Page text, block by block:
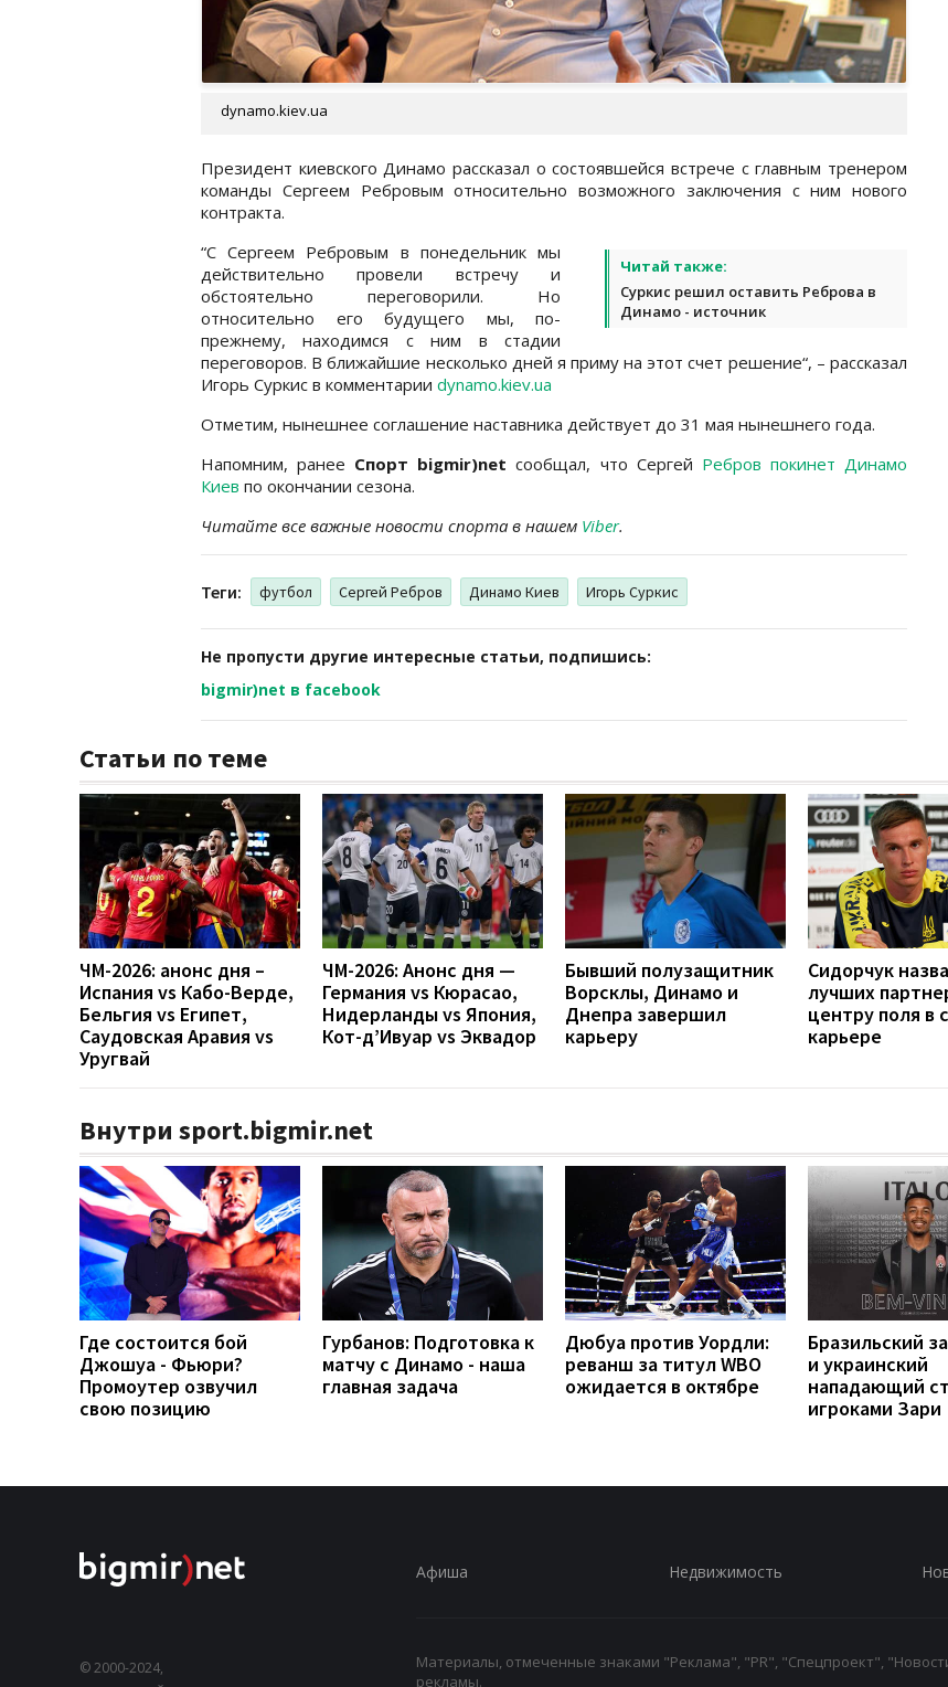
dynamo.kiev.ua
Президент киевского Динамо рассказал о состоявшейся встрече с главным тренером
команды Сергеем Ребровым относительно возможного заключения с ним нового
контракта.
Читай также:
Суркис решил оставить Реброва в
Динамо - источник
“С Сергеем Ребровым в понедельник мы
действительно провели встречу и
обстоятельно переговорили. Но
относительно его будущего мы, по-
прежнему, находимся с ним в стадии
переговоров. В ближайшие несколько дней я приму на этот счет решение“, – рассказал
Игорь Суркис в комментарии dynamo.kiev.ua
Отметим, нынешнее соглашение наставника действует до 31 мая нынешнего года.
Напомним, ранее Спорт bigmir)net сообщал, что Сергей Ребров покинет Динамо
Киев по окончании сезона.
Читайте все важные новости спорта в нашем Viber.
Теги: футбол Сергей Ребров Динамо Киев Игорь Суркис
Не пропусти другие интересные статьи, подпишись:
bigmir)net в facebook
Статьи по теме
ЧМ-2026: анонс дня –
Испания vs Кабо-Верде,
Бельгия vs Египет,
Саудовская Аравия vs
Уругвай
ЧМ-2026: Анонс дня —
Германия vs Кюрасао,
Нидерланды vs Япония,
Кот-д’Ивуар vs Эквадор
Бывший полузащитник
Ворсклы, Динамо и
Днепра завершил
карьеру
Cидорчук
лучших
центру поля в
карьере
Внутри sport.bigmir.net
Где состоится бой
Джошуа - Фьюри?
Промоутер озвучил
свою позицию
Гурбанов: Подготовка к
матчу с Динамо - наша
главная задача
Дюбуа против Уордли:
реванш за титул WBO
ожидается в октябре
Бразильский
и украинский
нападающий
игроками Зари
© 2000-2024,
Афиша Недвижимость
Материалы, отмеченные знаками "Реклама", "PR", "Спецпроект",
рекламы.